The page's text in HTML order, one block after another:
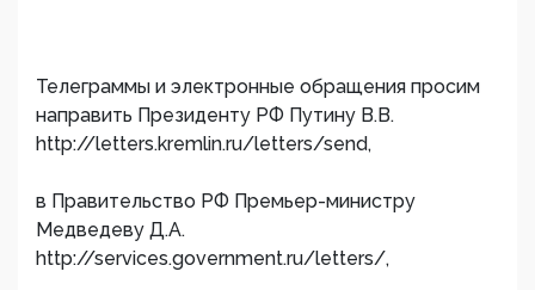
Телеграммы и электронные обращения просим
направить Президенту РФ Путину В.В.
http://letters.kremlin.ru/letters/send,
в Правительство РФ Премьер-министру
Медведеву Д.А.
http://services.government.ru/letters/,